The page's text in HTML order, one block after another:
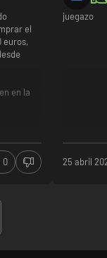
el
euros,
en la
0
juegazo
25 abril